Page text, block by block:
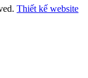
Thiết kế website